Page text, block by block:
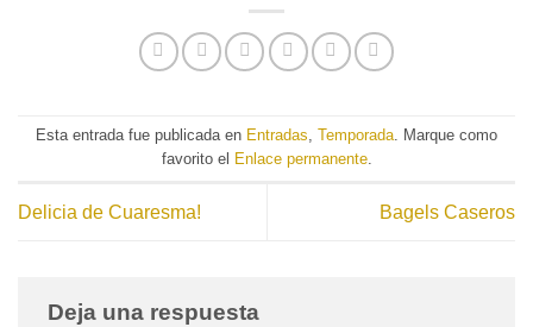
Esta entrada fue publicada en Entradas, Temporada. Marque como
favorito el Enlace permanente.
Delicia de Cuaresma! Bagels Caseros
Deja una respuesta